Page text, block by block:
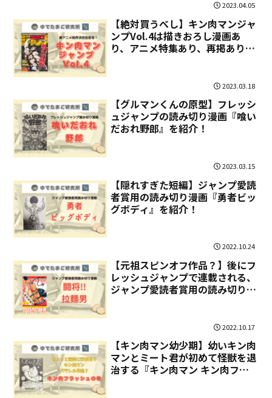
2023.04.05
【絶対買うべし】キン肉マンジャ
ンプVol.4は描きおろし漫画あ
り、アニメ特集あり、再掲ありの
2023.03.18
【グルマンくんの原型】フレッシ
ュジャンプの読み切り漫画『喰い
だおれ野郎』を紹介！
2023.03.15
【隠れすぎた短編】ジャンプ愛読
者賞用の読み切り漫画『勇者ビッ
グボディ』を紹介！
2022.10.24
【元祖スピンオフ作品？】後にフ
レッシュジャンプで連載される、
ジャンプ愛読者賞用の読み切り漫
2022.10.17
【キン肉マン幼少期】幼いキン肉
マンとミート君が初めて怪獣を退
治する『キン肉マン キン肉フラ